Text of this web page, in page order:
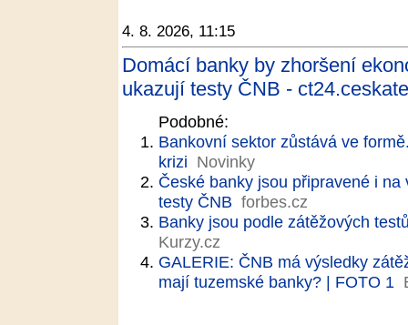
4. 8. 2026, 11:15
Domácí banky by zhoršení
ukazují testy ČNB -
Podobné:
Bankovní sektor zůstává ve
krizi Novinky
České banky jsou připravené i
testy ČNB forbes.cz
Banky jsou podle zátěžových
Kurzy.cz
GALERIE: ČNB má výsledky
mají tuzemské banky? | FOTO 1